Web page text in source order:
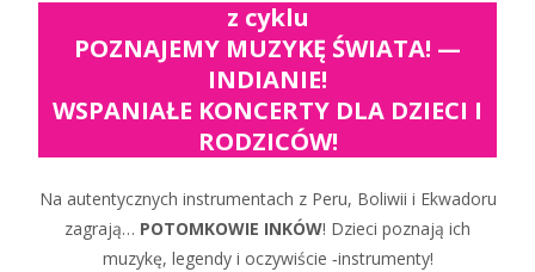
z cyklu
POZNAJEMY MUZYKĘ ŚWIATA! —
INDIANIE!
WSPANIAŁE KONCERTY DLA DZIECI I
RODZICÓW!
Na autentycznych instrumentach z Peru, Boliwii i Ekwadoru
zagrają… POTOMKOWIE INKÓW! Dzieci poznają ich
muzykę, legendy i oczywiście ‑instrumenty!